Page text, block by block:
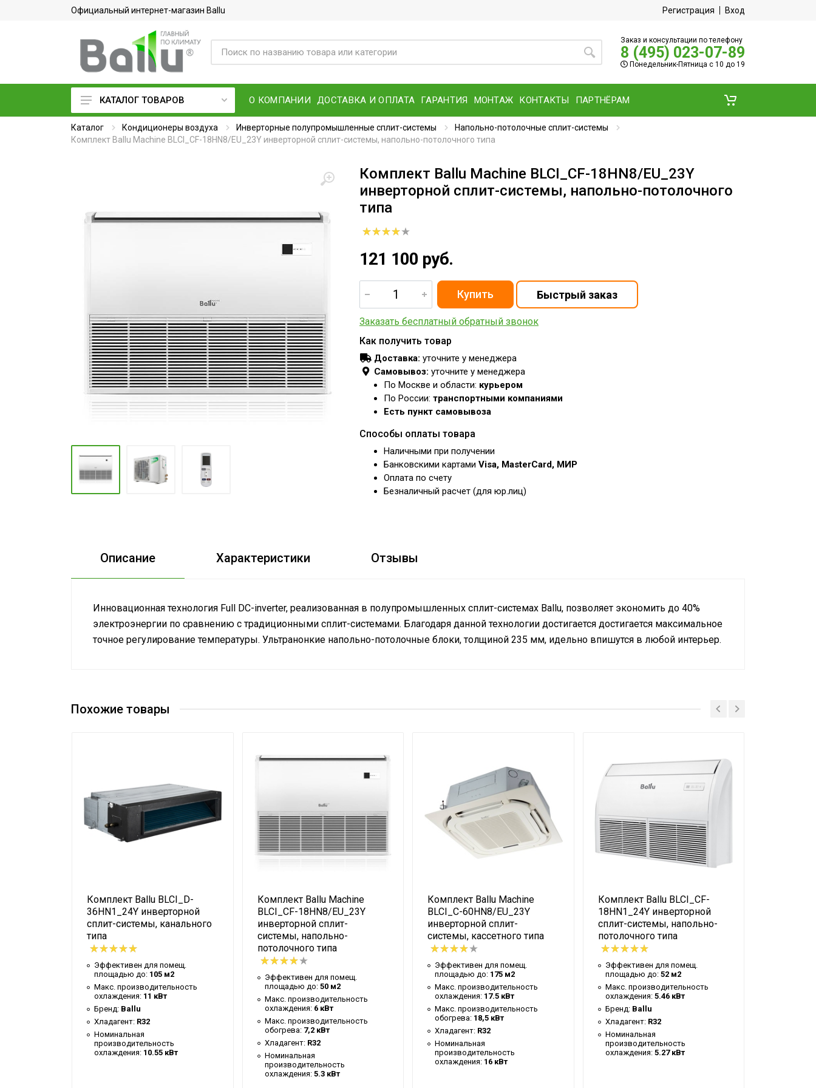
Официальный интернет-магазин Ballu Регистрация Вход
Заказ и консультации по телефону
8 (495) 023-07-89
Понедельник-Пятница с 10 до 19
Кондиционеры воздуха
Обогреватели
КАТАЛОГ ТОВАРОВ О КОМПАНИИ ДОСТАВКА И ОПЛАТА ГАРАНТИЯ МОНТАЖ КОНТАКТЫ ПАРТНЁРАМ
Каталог Кондиционеры воздуха Инверторные полупромышленные сплит-системы
Напольно-потолочные сплит-системы
Комплект Ballu Machine BLCI_CF-18HN8/EU_23Y инверторной сплит-системы, напольно-потолочного типа
Комплект Ballu Machine BLCI_CF-18HN8/EU_23Y
инверторной сплит-системы, напольно-потолочного
типа
121 100 руб.
Заказать бесплатный обратный звонок
Как получить товар
Доставка: уточните у менеджера
Самовывоз: уточните у менеджера
По Москве и области: курьером
По России: транспортными компаниями
Есть пункт самовывоза
Способы оплаты товара
Наличными при получении
Банковскими картами Visa, MasterCard, МИР
Оплата по счету
Безналичный расчет (для юр.лиц)
Описание Характеристики Отзывы
Инновационная технология Full DC-inverter, реализованная в полупромышленных сплит-системах Ballu, позволяет экономить до 40%
электроэнергии по сравнению с традиционными сплит-системами. Благодаря данной технологии достигается достигается максимальное
точное регулирование температуры. Ультранонкие напольно-потолочные блоки, толщиной 235 мм, идельно впишутся в любой интерьер.
Макс. производительность обогрева
Номинальная производительность обогрева
Уровень шума внутр. блока
33 дБ
Гарантийный срок
3 года
Бренд
Ballu MACHINE
Макс. рабочая температура воздуха для внешнего блока
52 °С
Цвет корпуса внешнего блока
Белый
Цвет корпуса внутр. блока
Страна производства
КНР
Инверторная технология
Количество ступеней фильтрации
1
Макс. уровень шума внешнего блока
Вид управления
Дистанционное беспроводное
Таймер на включение
Таймер на отключение
Похожие товары
Комплект Ballu BLCI_D-
36HN1_24Y инверторной
сплит-системы, канального
типа
Эффективен для помещ.
площадью до: 105 м2
Макс. производительность
охлаждения: 11 кВт
Бренд: Ballu
Хладагент: R32
Номинальная
производительность
охлаждения: 10.55 кВт
Комплект Ballu Machine
BLCI_CF-18HN8/EU_23Y
инверторной сплит-
системы, напольно-
потолочного типа
Эффективен для помещ.
площадью до: 50 м2
Макс. производительность
охлаждения: 6 кВт
Макс. производительность
обогрева: 7,2 кВт
Хладагент: R32
Номинальная
производительность
охлаждения: 5.3 кВт
Комплект Ballu Machine
BLCI_C-60HN8/EU_23Y
инверторной сплит-
системы, кассетного типа
Эффективен для помещ.
площадью до: 175 м2
Макс. производительность
охлаждения: 17.5 кВт
Макс. производительность
обогрева: 18,5 кВт
Хладагент: R32
Номинальная
производительность
охлаждения: 16 кВт
Комплект Ballu BLCI_CF-
18HN1_24Y инверторной
сплит-системы, напольно-
потолочного типа
Эффективен для помещ.
площадью до: 52 м2
Макс. производительность
охлаждения: 5.46 кВт
Бренд: Ballu
Хладагент: R32
Номинальная
производительность
охлаждения: 5.27 кВт